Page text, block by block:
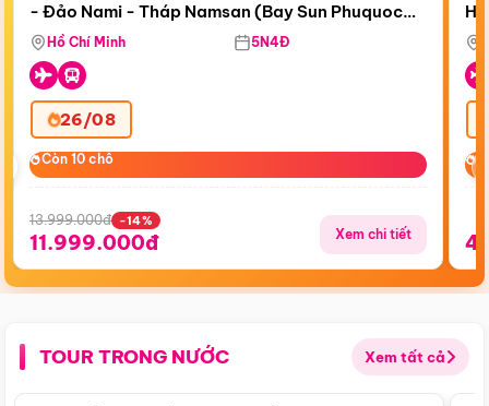
- Đảo Nami - Tháp Namsan (Bay Sun Phuquoc
Airways)
Hồ Chí Minh 5N4Đ
26/08
Còn 10 chỗ
Còn 10 chỗ
13.999.000đ -14%
11.999.000đ Xem chi tiết
TOUR TRONG NƯỚC Xem tất cả
Điểm nổi bật